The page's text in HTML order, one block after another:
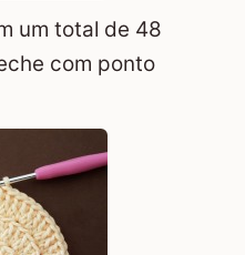
um total de 48
com ponto